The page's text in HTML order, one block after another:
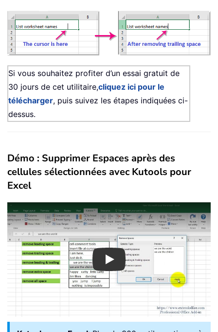
Si vous souhaitez profiter d’un essai gratuit de
30 jours de cet utilitaire,cliquez ici pour le
télécharger, puis suivez les étapes indiquées ci-
dessus.
Démo : Supprimer Espaces après des
cellules sélectionnées avec Kutools pour
Excel
Play